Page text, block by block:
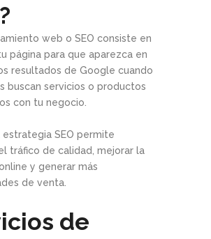
web o SEO consiste en
página para que aparezca en
resultados de Google cuando
buscan servicios o productos
con tu negocio.
estrategia SEO permite
tráfico de calidad, mejorar la
y generar más
de venta.
de